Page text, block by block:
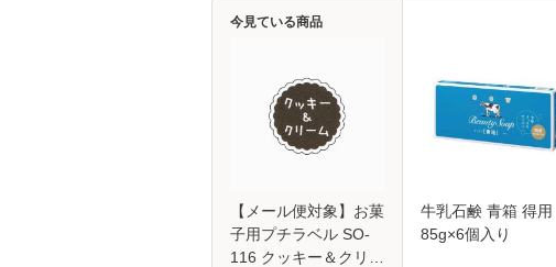
【メール便対象】お菓
子用プチラベル SO-
116 クッキー＆クリー
今見ている商品
牛乳石鹸 青箱 得用
85g×6個入り